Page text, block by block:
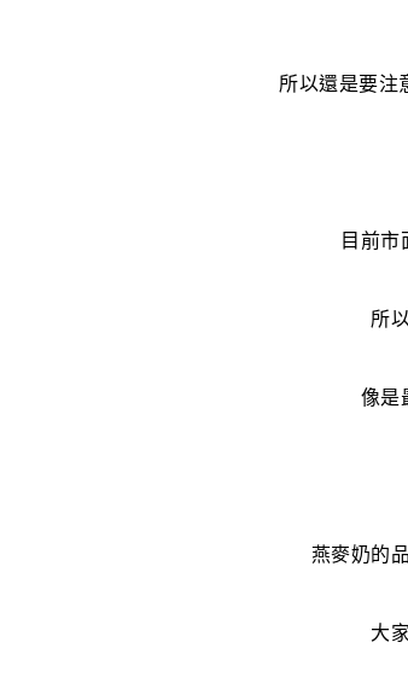
所以還是要注
目前
所
像是
燕麥奶的
大